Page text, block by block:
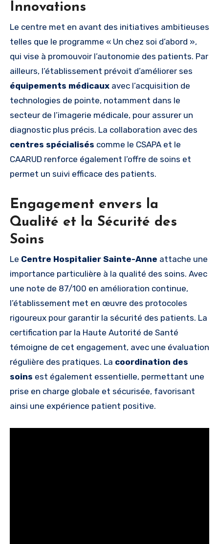
Innovations
Le centre met en avant des initiatives ambitieuses
telles que le programme « Un chez soi d’abord »,
qui vise à promouvoir l’autonomie des patients. Par
ailleurs, l’établissement prévoit d’améliorer ses
équipements médicaux avec l’acquisition de
technologies de pointe, notamment dans le
secteur de l’imagerie médicale, pour assurer un
diagnostic plus précis. La collaboration avec des
centres spécialisés comme le CSAPA et le
CAARUD renforce également l’offre de soins et
permet un suivi efficace des patients.
Engagement envers la
Qualité et la Sécurité des
Soins
Le Centre Hospitalier Sainte-Anne attache une
importance particulière à la qualité des soins. Avec
une note de 87/100 en amélioration continue,
l’établissement met en œuvre des protocoles
rigoureux pour garantir la sécurité des patients. La
certification par la Haute Autorité de Santé
témoigne de cet engagement, avec une évaluation
régulière des pratiques. La coordination des
soins est également essentielle, permettant une
prise en charge globale et sécurisée, favorisant
ainsi une expérience patient positive.